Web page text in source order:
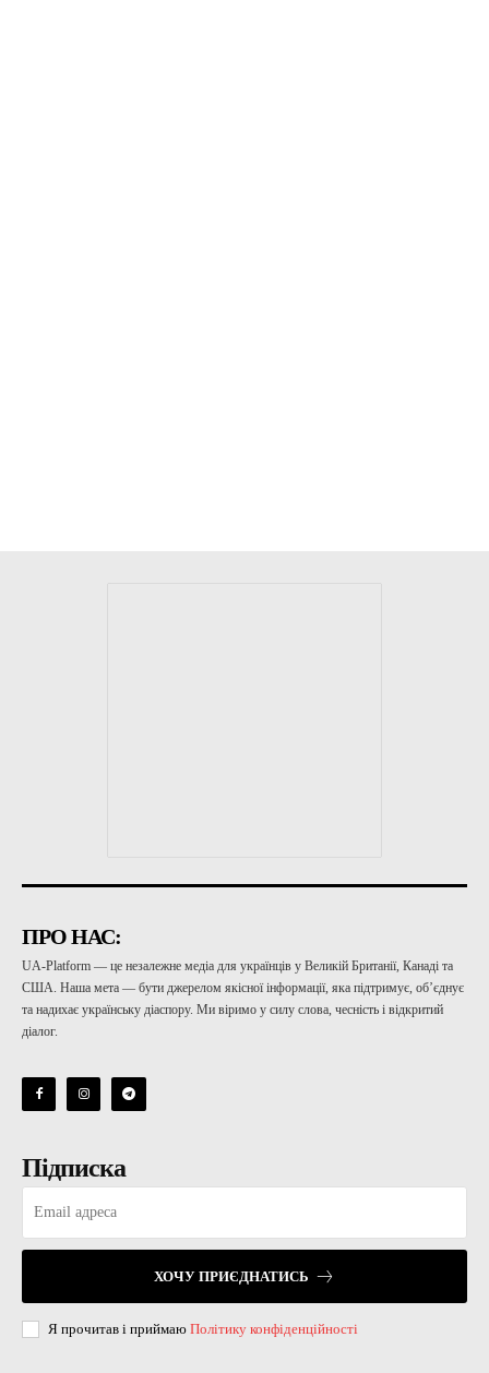
ПРО НАС:
UA-Platform — це незалежне медіа для українців у Великій Британії, Канаді та
США. Наша мета — бути джерелом якісної інформації, яка підтримує, об’єднує
та надихає українську діаспору. Ми віримо у силу слова, чесність і відкритий
діалог.
Підписка
ХОЧУ ПРИЄДНАТИСЬ
Я прочитав і приймаю Політику конфіденційності